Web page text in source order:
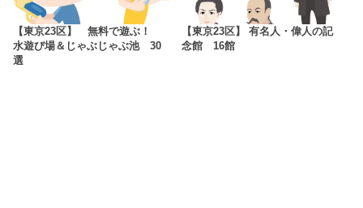
【東京23区】 無料で遊ぶ！
水遊び場＆じゃぶじゃぶ池 30
選
【東京23区】 有名人・偉人の記
念館 16館